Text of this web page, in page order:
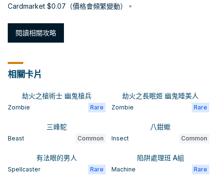
Cardmarket $0.07（價格會頻繁變動）。
閱讀相關攻略
相關卡片
劫火之槍術士 幽鬼槍兵
Zombie Rare
劫火之長眠姬 幽鬼睡美人
Zombie Rare
三峰駝
Beast Common
八鉗蠍
Insect Common
有法眼的男人
Spellcaster Rare
陷阱處理班 A組
Machine Rare